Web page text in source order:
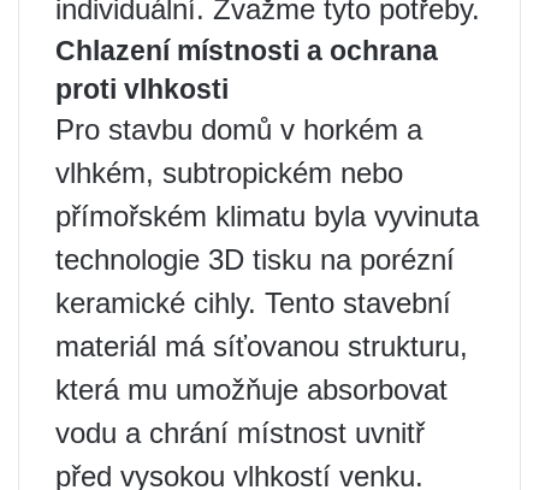
individuální. Zvažme tyto potřeby.
Chlazení místnosti a ochrana
proti vlhkosti
Pro stavbu domů v horkém a
vlhkém, subtropickém nebo
přímořském klimatu byla vyvinuta
technologie 3D tisku na porézní
keramické cihly. Tento stavební
materiál má síťovanou strukturu,
která mu umožňuje absorbovat
vodu a chrání místnost uvnitř
před vysokou vlhkostí venku.